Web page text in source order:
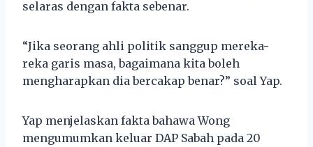
selaras dengan fakta sebenar.
“Jika seorang ahli politik sanggup mereka-
reka garis masa, bagaimana kita boleh
mengharapkan dia bercakap benar?” soal Yap.
Yap menjelaskan fakta bahawa Wong
mengumumkan keluar DAP Sabah pada 20